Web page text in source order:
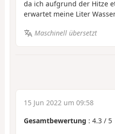
da ich aufgrund der Hitze
erwartet meine Liter
Maschinell übersetzt
15 Jun 2022 um 09:58
Gesamtbewertung : 4.3 / 5